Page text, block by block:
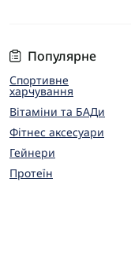
Популярне
Спортивне
харчування
Вітаміни та БАДи
Фітнес аксесуари
Гейнери
Протеїн